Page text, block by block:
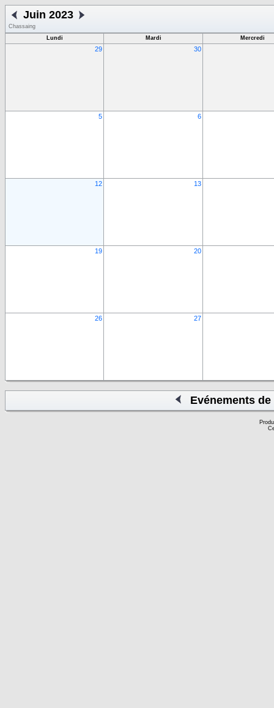
Juin 2023
Chassaing
Lundi
Mardi Mercredi
29 30
5 6
12 13
19 20
26 27
Evénements